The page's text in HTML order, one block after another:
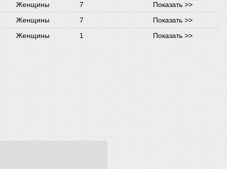
Женщины 7
Показать >>
Женщины 7
Показать >>
Женщины 1 Показать >>